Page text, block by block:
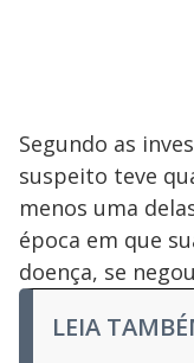
Segundo as
suspeito teve
menos uma
época em que
doença, se
LEIA